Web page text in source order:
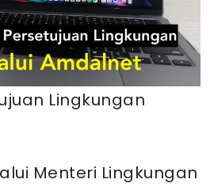
Lingkungan
Menteri Lingkungan